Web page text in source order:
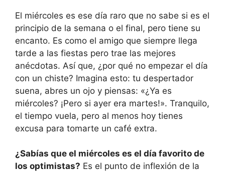
El miércoles es ese día raro que no sabe si es el
principio de la semana o el final, pero tiene su
encanto. Es como el amigo que siempre llega
tarde a las fiestas pero trae las mejores
anécdotas. Así que, ¿por qué no empezar el día
con un chiste? Imagina esto: tu despertador
suena, abres un ojo y piensas: «¿Ya es
miércoles? ¡Pero si ayer era martes!». Tranquilo,
el tiempo vuela, pero al menos hoy tienes
excusa para tomarte un café extra.
¿Sabías que el miércoles es el día favorito de
los optimistas? Es el punto de inflexión de la